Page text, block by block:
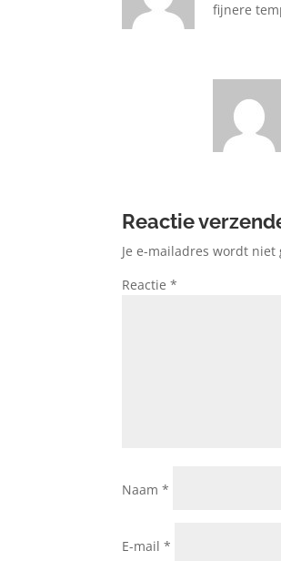
fijnere
Reactie
Je e-mailadres wordt
Reactie*
Naam*
E-mail*